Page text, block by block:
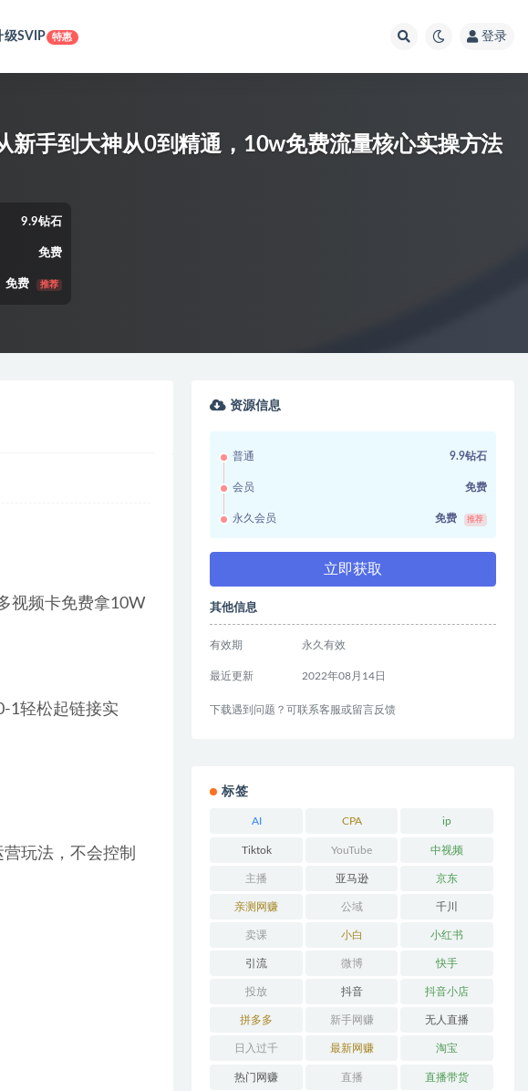
级SVIP 特惠 登录
新手到大神从0到精通，10w免费流量核心实操方法
9.9钻石
免费
免费 推荐
视频卡免费拿10W
1轻松起链接实
玩法，不会控制
资源信息
普通 9.9钻石
会员 免费
永久会员 免费 推荐
立即获取
其他信息
有效期 永久有效
最近更新 2022年08月14日
下载遇到问题？可联系客服或留言反馈
标签
AI CPA ip
Tiktok YouTube 中视频
主播 亚马逊 京东
亲测网赚 公域 千川
卖课 小白 小红书
引流 微博 快手
投放 抖音 抖音小店
拼多多 新手网赚 无人直播
日入过千 最新网赚 淘宝
热门网赚 直播 直播带货